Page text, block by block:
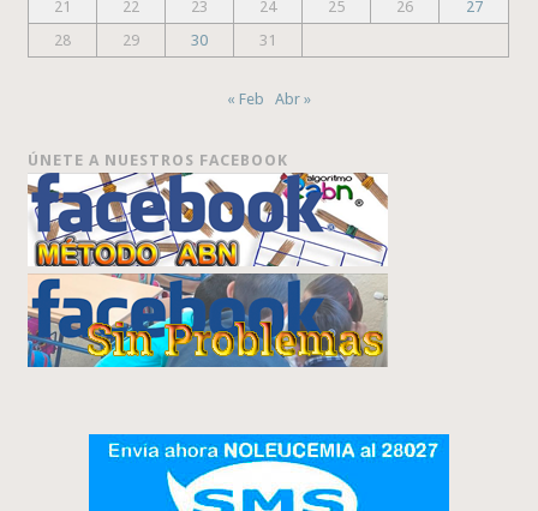
21
22 23 24 25 26
27
28
29 30 31
« Feb Abr »
ÚNETE A NUESTROS FACEBOOK